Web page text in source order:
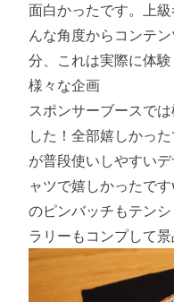
面白かったです。上
んな角度からコンテ
分、これは実際に体
様々な企画
スポンサーブースで
した！全部嬉しかっ
が普段使いしやすい
ャツで嬉しかったで
のピンバッチもテン
ラリーもコンプして景